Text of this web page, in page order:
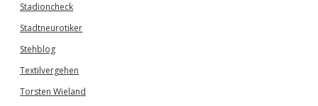
Stadioncheck
Stadtneurotiker
Stehblog
Textilvergehen
Torsten Wieland